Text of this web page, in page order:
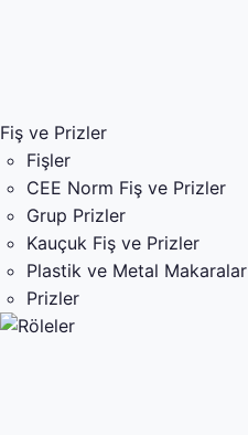
Fiş ve Prizler
Fişler
CEE Norm Fiş ve Prizler
Grup Prizler
Kauçuk Fiş ve Prizler
Plastik ve Metal Makaralar
Prizler